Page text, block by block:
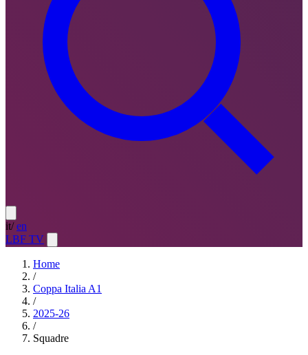
it/ en
LBF TV
Home
/
Coppa Italia A1
/
2025-26
/
Squadre